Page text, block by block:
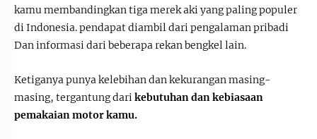
kamu membandingkan tiga merek aki yang paling populer
di Indonesia. pendapat diambil dari pengalaman pribadi
Dan informasi dari beberapa rekan bengkel lain.
Ketiganya punya kelebihan dan kekurangan masing-
masing, tergantung darikebutuhan dan kebiasaan
pemakaian motor kamu.